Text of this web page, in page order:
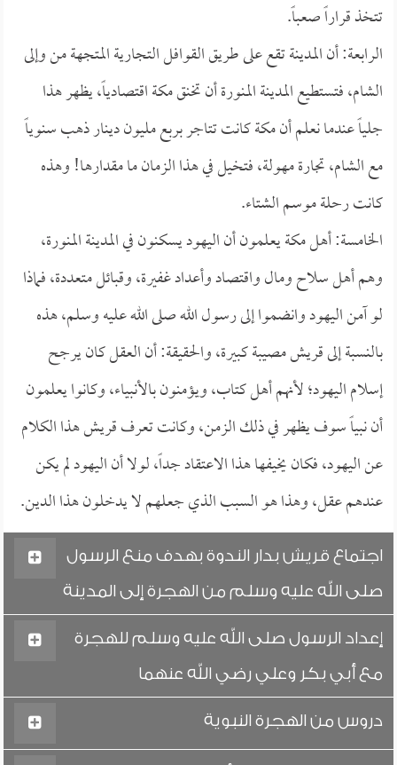
تتخذ قراراً صعباً.
الرابعة: أن المدينة تقع على طريق القوافل التجارية المتجهة من وإلى
الشام، فتستطيع المدينة المنورة أن تخنق مكة اقتصادياً، يظهر هذا
جلياً عندما نعلم أن مكة كانت تتاجر بربع مليون دينار ذهب سنوياً
مع الشام، تجارة مهولة، فتخيل في هذا الزمان ما مقدارها! وهذه
كانت رحلة موسم الشتاء.
الخامسة: أهل مكة يعلمون أن اليهود يسكنون في المدينة المنورة،
وهم أهل سلاح ومال واقتصاد وأعداد غفيرة، وقبائل متعددة، فماذا
لو آمن اليهود وانضموا إلى رسول الله صلى الله عليه وسلم، هذه
بالنسبة إلى قريش مصيبة كبيرة، والحقيقة: أن العقل كان يرجح
إسلام اليهود؛ لأنهم أهل كتاب، ويؤمنون بالأنبياء، وكانوا يعلمون
أن نبياً سوف يظهر في ذلك الزمن، وكانت تعرف قريش هذا الكلام
عن اليهود، فكان يخيفها هذا الاعتقاد جداً، لولا أن اليهود لم يكن
عندهم عقل، وهذا هو السبب الذي جعلهم لا يدخلون هذا الدين.
اجتماع قريش بدار الندوة بهدف منع الرسول
صلى الله عليه وسلم من الهجرة إلى المدينة
إعداد الرسول صلى الله عليه وسلم للهجرة
مع أبي بكر وعلي رضي الله عنهما
دروس من الهجرة النبوية